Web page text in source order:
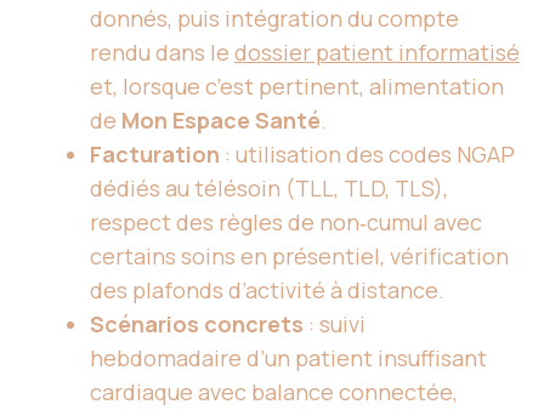
donnés, puis intégration du compte
rendu dans le dossier patient informatisé
et, lorsque c’est pertinent, alimentation
de Mon Espace Santé.
Facturation : utilisation des codes NGAP
dédiés au télésoin (TLL, TLD, TLS),
respect des règles de non‑cumul avec
certains soins en présentiel, vérification
des plafonds d’activité à distance.
Scénarios concrets : suivi
hebdomadaire d’un patient insuffisant
cardiaque avec balance connectée,